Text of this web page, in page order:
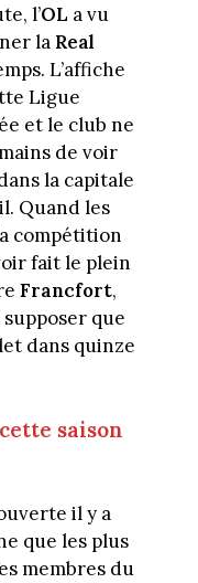
l’OL a vu
la Real
L’affiche
Ligue
et le club ne
de voir
la capitale
Quand les
compétition
fait le plein
Francfort,
que
dans quinze
saison
il y a
que les plus
membres du